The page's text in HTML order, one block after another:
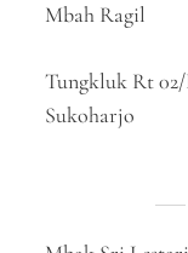
Mbah Ragil
Tungkluk Rt
Sukoharjo